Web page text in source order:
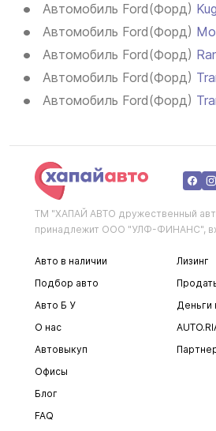
Автомобиль Ford(Форд)
Автомобиль Ford(Форд)
Автомобиль Ford(Форд)
Автомобиль Ford(Форд)
Автомобиль Ford(Форд)
ТМ "ХАПАЙ АВТО дружественный
принадлежит ООО "УЛФ-ФИНАНС",
Авто в наличии
Подбор авто
Авто Б У
О нас
Автовыкуп
Лизинг
Деньги
Офисы
Блог
FAQ